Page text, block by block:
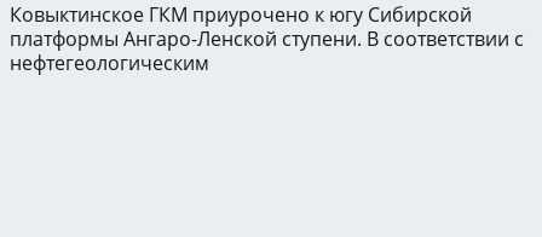
Ковыктинское ГКМ приурочено к югу Сибирской
платформы Ангаро-Ленской ступени. В соответствии с
нефтегеологическим